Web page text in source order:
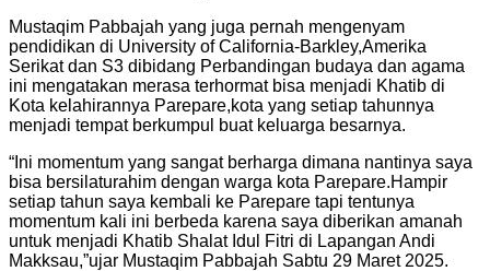
Mustaqim Pabbajah yang juga pernah mengenyam
pendidikan di University of California-Barkley,Amerika
Serikat dan S3 dibidang Perbandingan budaya dan agama
ini mengatakan merasa terhormat bisa menjadi Khatib di
Kota kelahirannya Parepare,kota yang setiap tahunnya
menjadi tempat berkumpul buat keluarga besarnya.
“Ini momentum yang sangat berharga dimana nantinya saya
bisa bersilaturahim dengan warga kota Parepare.Hampir
setiap tahun saya kembali ke Parepare tapi tentunya
momentum kali ini berbeda karena saya diberikan amanah
untuk menjadi Khatib Shalat Idul Fitri di Lapangan Andi
Makksau,”ujar Mustaqim Pabbajah Sabtu 29 Maret 2025.